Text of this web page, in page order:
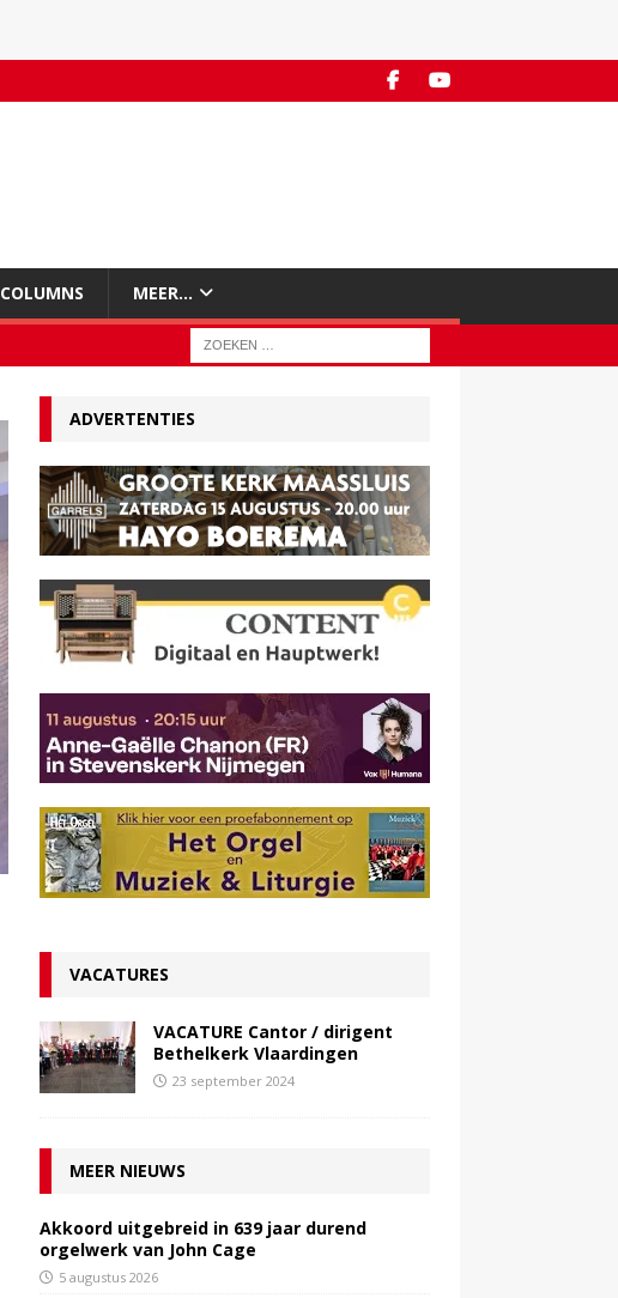
COLUMNS MEER…
ADVERTENTIES
VACATURES
VACATURE Cantor / dirigent
Bethelkerk Vlaardingen
23 september 2024
MEER NIEUWS
Akkoord uitgebreid in 639 jaar durend
orgelwerk van John Cage
5 augustus 2026